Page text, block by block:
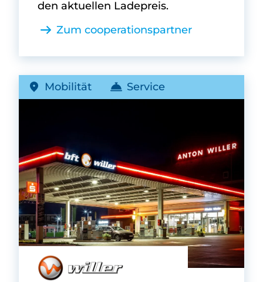
den aktuellen Ladepreis.
Zum cooperationspartner
Mobilität Service